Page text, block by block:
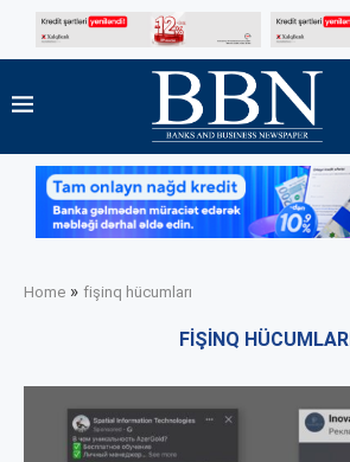
Home » fişinq hücumları
FIŞINQ HÜCUMLARI